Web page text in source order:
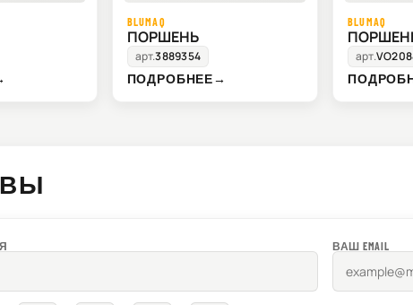
BLUMAQ
ПОРШЕНЬ
арт.3889354
ПОДРОБНЕЕ→
BLUMAQ
арт.
ВАШ EMAIL